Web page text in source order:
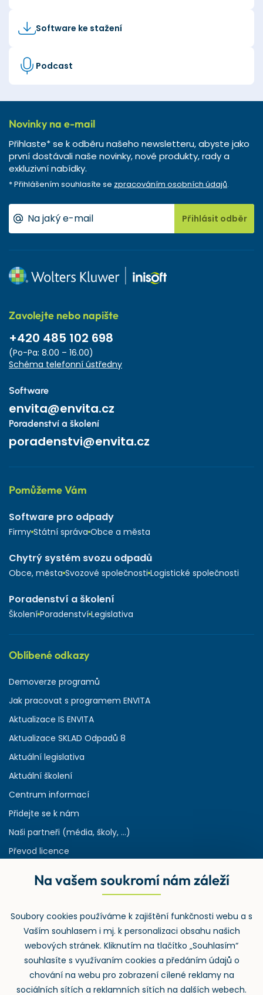
Software ke stažení
Podcast
Novinky na e-mail
Přihlaste* se k odběru našeho newsletteru, abyste jako
první dostávali naše novinky, nové produkty, rady a
exkluzivní nabídky.
* Přihlášením souhlasíte se zpracováním osobních údajů.
Přihlásit odběr
Zavolejte nebo napište
+420 485 102 698
(Po-Pa: 8.00 – 16.00)
Schéma telefonní ústředny
Software
envita@envita.cz
Poradenství a školení
poradenstvi@envita.cz
Pomůžeme Vám
Software pro odpady
Firmy Státní správa Obce a města
Chytrý systém svozu odpadů
Obce, města Svozové společnosti Logistické společnosti
Poradenství a školení
Školení Poradenství Legislativa
Oblíbené odkazy
Demoverze programů
Jak pracovat s programem ENVITA
Aktualizace IS ENVITA
Aktualizace SKLAD Odpadů 8
Aktuální legislativa
Aktuální školení
Centrum informací
Přidejte se k nám
Naši partneři (média, školy, ...)
Převod licence
Rejstřík používaných zkratek v odpadech
Zpětný odběr
Na vašem soukromí nám záleží
Soubory cookies používáme k zajištění funkčnosti webu a s
Vaším souhlasem i mj. k personalizaci obsahu našich
webových stránek. Kliknutím na tlačítko „Souhlasím“
souhlasíte s využívaním cookies a předáním údajů o
chování na webu pro zobrazení cílené reklamy na
sociálních sítích a reklamních sítích na dalších webech.